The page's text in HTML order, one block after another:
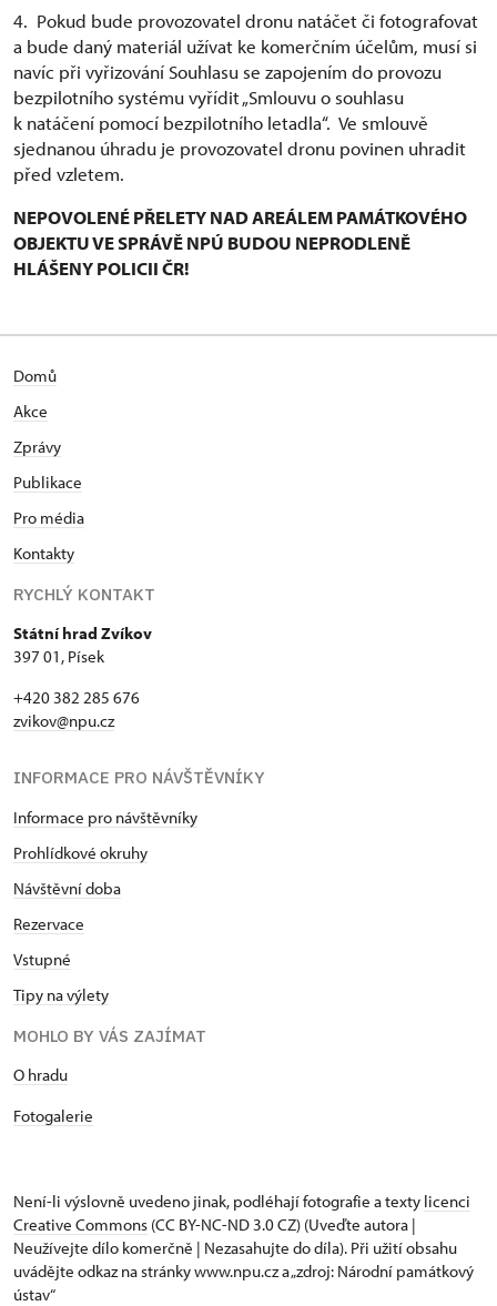
4. Pokud bude provozovatel dronu natáčet či fotografovat
a bude daný materiál užívat ke komerčním účelům, musí si
navíc při vyřizování Souhlasu se zapojením do provozu
bezpilotního systému vyřídit „Smlouvu o souhlasu
k natáčení pomocí bezpilotního letadla“. Ve smlouvě
sjednanou úhradu je provozovatel dronu povinen uhradit
před vzletem.
NEPOVOLENÉ PŘELETY NAD AREÁLEM PAMÁTKOVÉHO
OBJEKTU VE SPRÁVĚ NPÚ BUDOU NEPRODLENĚ
HLÁŠENY POLICII ČR!
Domů
Akce
Zprávy
Publikace
Pro média
Kontakty
RYCHLÝ KONTAKT
Státní hrad Zvíkov
397 01, Písek
+420 382 285 676
zvikov@npu.cz
INFORMACE PRO NÁVŠTĚVNÍKY
Informace pro návštěvníky
Prohlídkové okruhy
Návštěvní doba
Rezervace
Vstupné
Tipy na výlety
MOHLO BY VÁS ZAJÍMAT
O hradu
Fotogalerie
Není-li výslovně uvedeno jinak, podléhají fotografie a texty licenci
Creative Commons (CC BY-NC-ND 3.0 CZ) (Uveďte autora |
Neužívejte dílo komerčně | Nezasahujte do díla). Při užití obsahu
uvádějte odkaz na stránky www.npu.cz a „zdroj: Národní památkový
ústav“